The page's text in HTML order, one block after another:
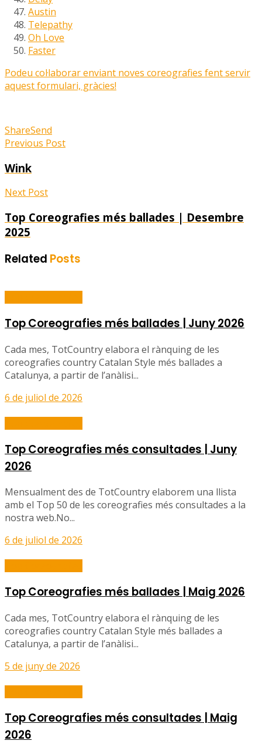
Austin
Telepathy
Oh Love
Faster
Podeu col·laborar enviant noves coreografies fent servir
aquest formulari, gràcies!
ShareSend
Previous Post
Wink
Next Post
Top Coreografies més ballades | Desembre
2025
Related Posts
Top Coreografies més ballades | Juny 2026
Cada mes, TotCountry elabora el rànquing de les
coreografies country Catalan Style més ballades a
Catalunya, a partir de l’anàlisi...
6 de juliol de 2026
Top Coreografies més consultades | Juny
2026
Mensualment des de TotCountry elaborem una llista
amb el Top 50 de les coreografies més consultades a la
nostra web.No...
6 de juliol de 2026
Top Coreografies més ballades | Maig 2026
Cada mes, TotCountry elabora el rànquing de les
coreografies country Catalan Style més ballades a
Catalunya, a partir de l’anàlisi...
5 de juny de 2026
Top Coreografies més consultades | Maig
2026